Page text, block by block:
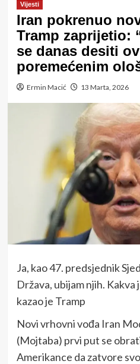
Vijesti
Iran pokrenuo
Tramp zaprijetio:
se danas desiti
poremećenim
Ermin Macić 13 Marta, 2026
Ja, kao 47. predsjednik
Država, ubijam njih.
kazao je Tramp
Novi vrhovni vođa Iran
(Mojtaba) prvi put se
Amerikance da zatvore